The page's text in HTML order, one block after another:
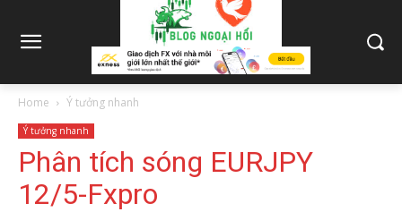
Home Ý tưởng nhanh
Ý tưởng nhanh
Phân tích sóng EURJPY
12/5-Fxpro